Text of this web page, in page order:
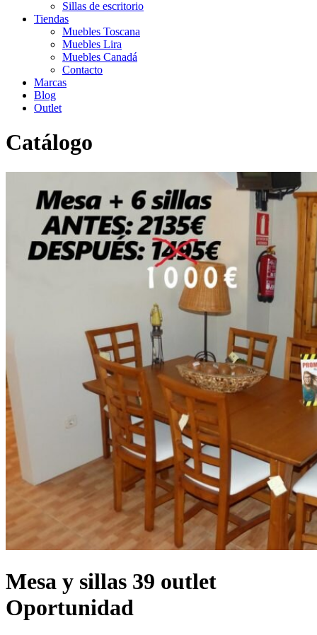
Sillas de escritorio
Tiendas
Muebles Toscana
Muebles Lira
Muebles Canadá
Contacto
Marcas
Blog
Outlet
Catálogo
Mesa y sillas 39 outlet Oportunidad
Mesa y sillas 39 outlet
Oportunidad